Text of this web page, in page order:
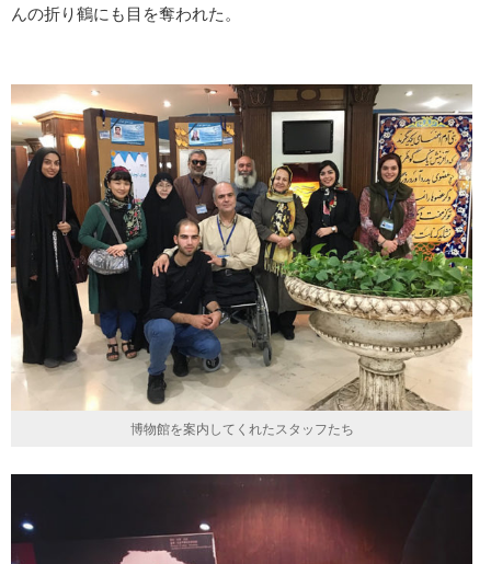
んの折り鶴にも目を奪われた。
博物館を案内してくれたスタッフたち